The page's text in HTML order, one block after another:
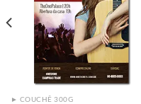
Add to
wishlist
► COUCHÊ 300G